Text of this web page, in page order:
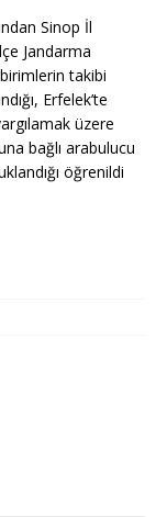
Sinop İl
Jandarma
takibi
Erfelek’te
üzere
bağlı arabulucu
öğrenildi